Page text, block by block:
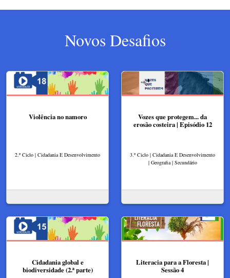
Novos Desafios
Violência no namoro
2.º Ciclo | Cidadania E Desenvolvimento
Vozes que protegem... da
erosão costeira | Episódio 12
3.º Ciclo | Cidadania E Desenvolvimento
| Geografia | Secundário
Cidadania global e
biodiversidade (2.ª parte)
Literacia para a Floresta |
Sessão 4